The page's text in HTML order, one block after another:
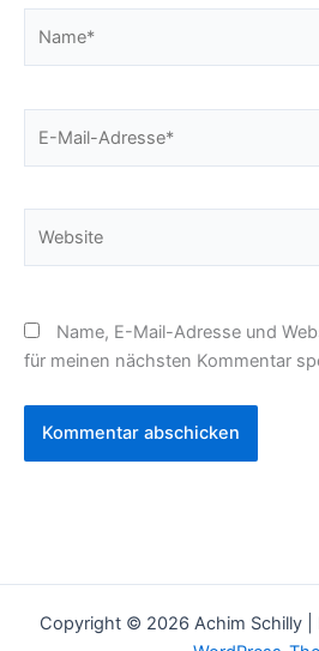
Mail-
Name, E-Mail-Adresse und
für meinen nächsten Kommentar
Copyright © 2026 Achim Schilly |